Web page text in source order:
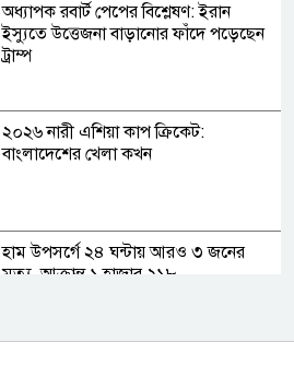
অধ্যাপক রবার্ট পেপের বিশ্লেষণ: ইরান
ইস্যুতে উত্তেজনা বাড়ানোর ফাঁদে পড়েছেন
ট্রাম্প
২০২৬ নারী এশিয়া কাপ ক্রিকেট:
বাংলাদেশের খেলা কখন
হাম উপসর্গে ২৪ ঘন্টায় আরও ৩ জনের
মৃত্যু, আক্রান্ত ১ হাজার ২১৮